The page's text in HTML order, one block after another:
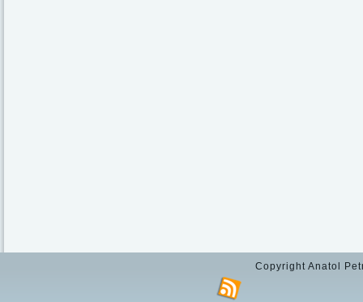
Copyright Anatol